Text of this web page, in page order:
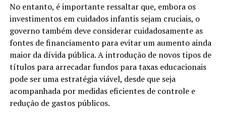
No entanto, é importante ressaltar que, embora os
investimentos em cuidados infantis sejam cruciais, o
governo também deve considerar cuidadosamente as
fontes de financiamento para evitar um aumento ainda
maior da dívida pública. A introdução de novos tipos de
títulos para arrecadar fundos para taxas educacionais
pode ser uma estratégia viável, desde que seja
acompanhada por medidas eficientes de controle e
redução de gastos públicos.